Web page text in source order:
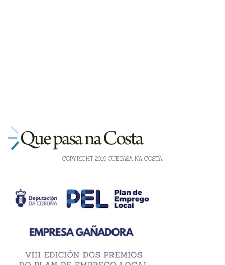
COPYRIGHT 2019 QUE PASA NA COSTA